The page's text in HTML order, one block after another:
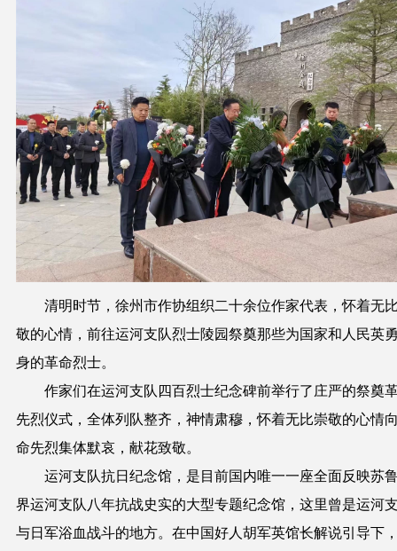
清明时节，徐州市作协组织二十余位作家代表 ，怀着无
敬的心情 ，前往运河支队烈士陵园祭奠那些为国家和人民英
身的革命烈士。
作家们在运河支队四百烈士纪念碑前举行了庄严的祭奠
先烈仪式，全体列队整齐，神情肃穆，怀着无比崇敬的心情
命先烈集体默哀，献花致敬。
运河支队抗日纪念馆，是目前国内唯一一座全面反映苏
界运河支队八年抗战史实的大型专题纪念馆，这里曾是运河
与日军浴血战斗的地方。在中国好人胡军英馆长解说引导下